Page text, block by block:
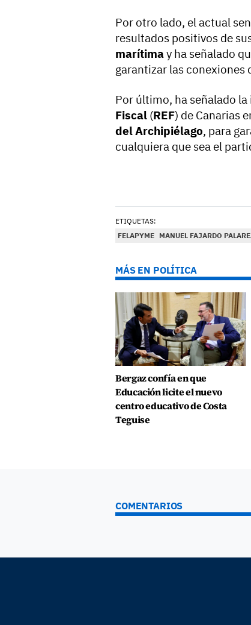
Por otro lado, el actual
resultados positivos de
marítimay ha señalado
garantizar las conexiones
Por último, ha señalado
Fiscal (REF) de Canarias
del Archipiélago, para
cualquiera que sea el
ETIQUETAS:
FELAPYME MANUEL FAJARDO
MÁS EN POLÍTICA
Bergaz confía en que
Educación licite el nuevo
centro educativo de Costa
Teguise
COMENTARIOS